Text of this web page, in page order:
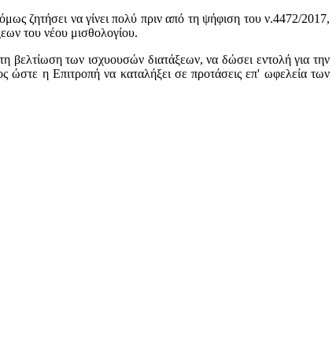
ζητήσει να γίνει πολύ πριν από τη ψήφιση του ν.4472/2017,
του νέου μισθολογίου.
βελτίωση των ισχυουσών διατάξεων, να δώσει εντολή για την
ώστε η Επιτροπή να καταλήξει σε προτάσεις επ' ωφελεία των